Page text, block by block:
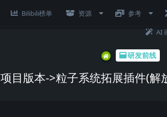
Bilibili榜单 资源 参考
AI
研发前线
项目版本->粒子系统拓展插件(